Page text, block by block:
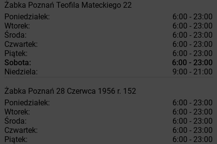
Żabka Poznań Teofila Mateckiego 22
Poniedziałek:
6:00 - 23:00
Wtorek:
6:00 - 23:00
Środa:
6:00 - 23:00
Czwartek:
6:00 - 23:00
Piątek:
6:00 - 23:00
Sobota:
6:00 - 23:00
Niedziela:
9:00 - 21:00
Żabka Poznań 28 Czerwca 1956 r. 152
Poniedziałek:
6:00 - 23:00
Wtorek:
6:00 - 23:00
Środa:
6:00 - 23:00
Czwartek:
6:00 - 23:00
Piątek:
6:00 - 23:00